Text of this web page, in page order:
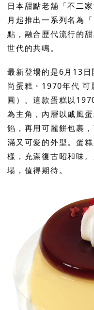
日本甜點老舖「不二
月起推出一系列名為
點，融合歷代流行的
世代的共鳴。
最新登場的是6月13
尚蛋糕・1970年代 可
圓）。這款蛋糕以
為主角，內層以戚風
餡，再用可麗餅包裹
滿又可愛的外型。蛋
樣，充滿復古昭和味
場，值得期待。